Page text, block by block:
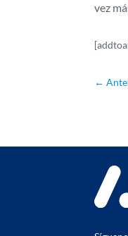
vez
←